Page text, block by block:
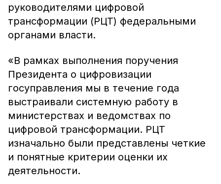
руководителями цифровой
трансформации (РЦТ) федеральными
органами власти.
«В рамках выполнения поручения
Президента о цифровизации
госуправления мы в течение года
выстраивали системную работу в
министерствах и ведомствах по
цифровой трансформации. РЦТ
изначально были представлены четкие
и понятные критерии оценки их
деятельности.